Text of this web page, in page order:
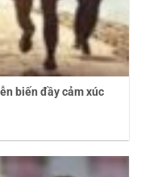
biến đầy cảm xúc